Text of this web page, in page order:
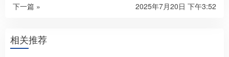
下一篇 » 2025年7月20日 下午3:52
相关推荐